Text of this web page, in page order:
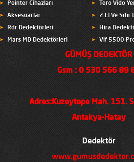
Pointer Cihazları Tero Vido
Aksesuarlar 2.El Ve Sıfır
Rdr Dedektörleri Hira
Mars MD Dedektörleri Vlf 5500
GÜMÜŞ DEDEKTÖR
Gsm : 0 530 566 89
Adres:Kuzeytepe Mah. 151.
Antakya-Hatay
Dedektör